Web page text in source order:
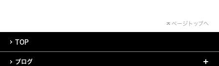
ページトップへ
TOP
ブログ